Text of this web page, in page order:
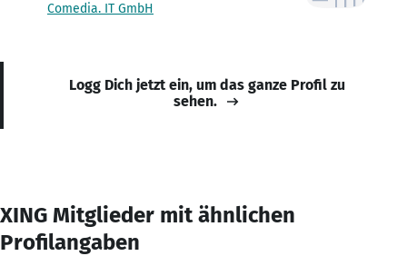
Comedia. IT GmbH
Logg Dich jetzt ein, um das ganze Profil zu
sehen.
XING Mitglieder mit ähnlichen
Profilangaben